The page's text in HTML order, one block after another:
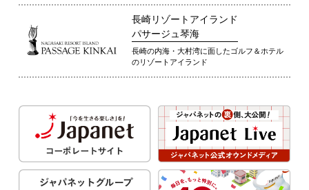
長崎リゾートアイランド
パサージュ琴海
長崎の内海・大村湾に面したゴルフ＆ホテル
のリゾートアイランド